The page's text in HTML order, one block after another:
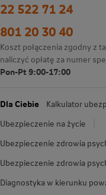
22 522 71 24
801 20 30 40
Koszt połączenia zgodny z
naliczyć opłatę za numer
Pon-Pt 9:00-17:00
Dla Ciebie
Kalkulator
Ubezpieczenie na życie
Ubezpieczenie zdrowia
Ubezpieczenie zdrowia
Diagnostyka w kierunku